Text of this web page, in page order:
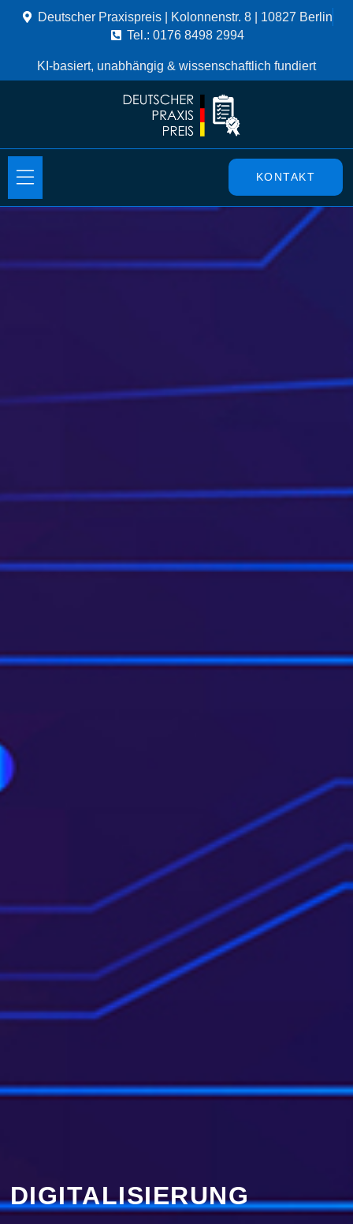
Deutscher Praxispreis | Kolonnenstr. 8 | 10827 Berlin
Tel.: 0176 8498 2994
KI-basiert, unabhängig & wissenschaftlich fundiert
KONTAKT
DIGITALISIERUNG